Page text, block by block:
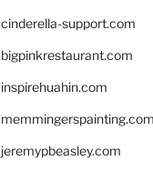
cinderella-support.com
bigpinkrestaurant.com
inspirehuahin.com
memmingerspainting.com
jeremypbeasley.com